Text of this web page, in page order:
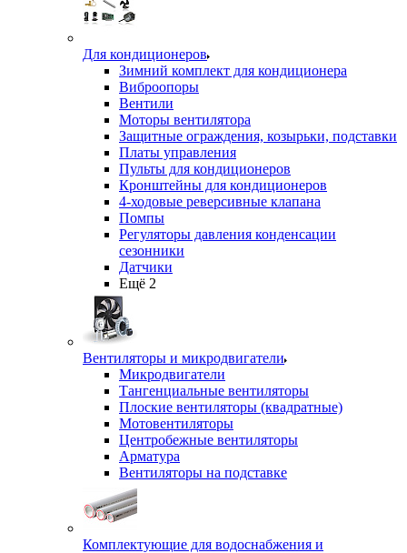
Для кондиционеров
Зимний комплект для кондиционера
Виброопоры
Вентили
Моторы вентилятора
Защитные ограждения, козырьки, подставки
Платы управления
Пульты для кондиционеров
Кронштейны для кондиционеров
4-ходовые реверсивные клапана
Помпы
Регуляторы давления конденсации
сезонники
Датчики
Ещё 2
Вентиляторы и микродвигатели
Микродвигатели
Тангенциальные вентиляторы
Плоские вентиляторы (квадратные)
Мотовентиляторы
Центробежные вентиляторы
Арматура
Вентиляторы на подставке
Комплектующие для водоснабжения и